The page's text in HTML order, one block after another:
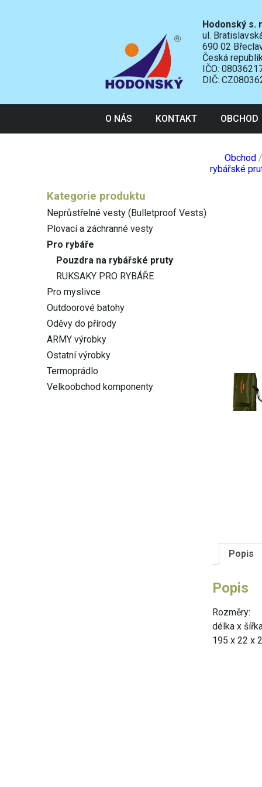
Hodonský s.
ul.
690 02
Česká
IČO:
DIČ:
O NÁS KONTAKT OBCHOD
Kategorie produktu
Neprůstřelné vesty (Bulletproof Vests)
Plovací a záchranné vesty
Pro rybáře
Pouzdra na rybářské pruty
RUKSAKY PRO RYBÁŘE
Pro myslivce
Outdoorové batohy
Oděvy do přírody
ARMY výrobky
Ostatní výrobky
Termoprádlo
Velkoobchod komponenty
Obchod
rybářské
Popis
Popis
Rozměry:
délka x
195 x 22 x